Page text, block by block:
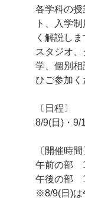
各学科の
ト、入学
く解説し
スタジオ
学、個別
ひご参加く
〔日程〕
8/9(日)・9/
〔開催時間
午前の部
午後の部
※8/9(日)は